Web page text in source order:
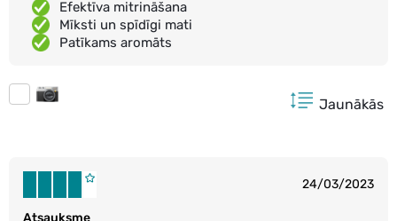
Efektīva mitrināšana
Mīksti un spīdīgi mati
Patīkams aromāts
Jaunākās
24/03/2023